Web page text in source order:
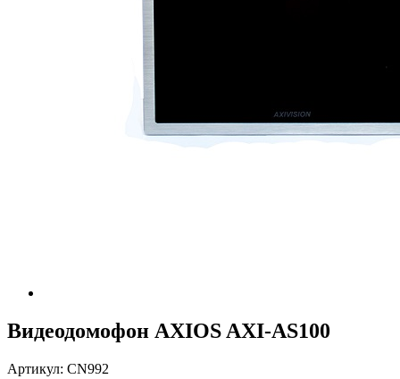
Видеодомофон AXIOS AXI-AS100
Артикул: CN992